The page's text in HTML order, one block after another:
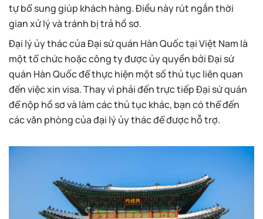
tự bổ sung giúp khách hàng. Điều này rút ngắn thời
gian xử lý và tránh bị trả hồ sơ.
Đại lý ủy thác của Đại sứ quán Hàn Quốc tại Việt Nam là
một tổ chức hoặc công ty được ủy quyền bởi Đại sứ
quán Hàn Quốc để thực hiện một số thủ tục liên quan
đến việc xin visa. Thay vì phải đến trực tiếp Đại sứ quán
để nộp hồ sơ và làm các thủ tục khác, bạn có thể đến
các văn phòng của đại lý ủy thác để được hỗ trợ.